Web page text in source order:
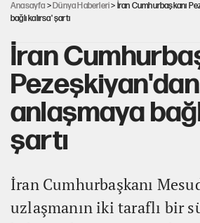
Anasayfa >Dünya Haberleri> İran Cumhurbaşkanı
bağlı kalırsa' şartı
İran
anlaşmaya
şartı
İran Cumhurbaşkanı
uzlaşmanın iki taraflı bir